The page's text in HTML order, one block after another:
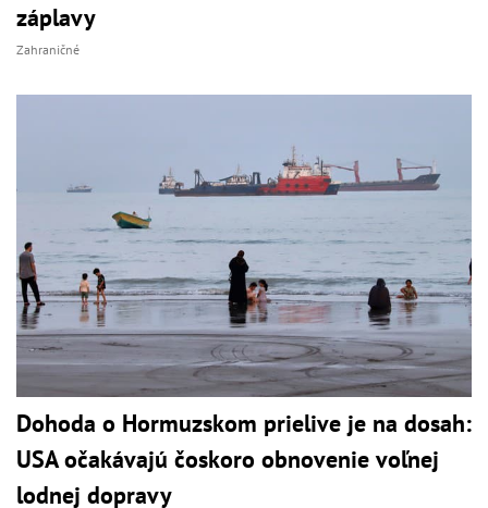
záplavy
Zahraničné
Dohoda o Hormuzskom prielive je na dosah:
USA očakávajú čoskoro obnovenie voľnej
lodnej dopravy